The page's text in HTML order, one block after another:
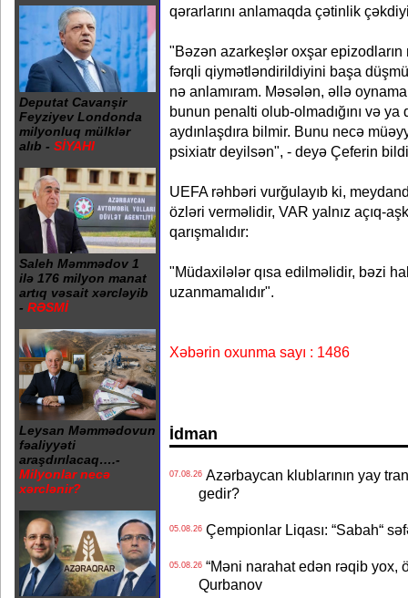
Deputat Cavanşir
Feyziyev Londonda
milyonluq mülklər
alıb - SİYAHI
Saleh Məmmədov 1
ilə 176 milyon manat
artıq vəsait xərcləyib
- RƏSMİ
Leysan Məmmədovun
fəaliyyəti
araşdırılacaq….-
Milyonlar necə
xərclənir?
qərarlarını anlamaqda çətinlik
"Bəzən azarkeşlər oxşar
fərqli qiymətləndirildiyini başa
nə anlamıram. Məsələn, əllə
bunun penalti olub-olmadığını və
aydınlaşdıra bilmir. Bunu necə
psixiatr deyilsən", - deyə Çeferin
UEFA rəhbəri vurğulayıb ki,
özləri verməlidir, VAR yalnız açıq-
qarışmalıdır:
"Müdaxilələr qısa edilməlidir, bəzi
uzanmamalıdır".
Xəbərin oxunma sayı : 1486
İdman
07.08.26Azərbaycan klublarının yay
gedir?
05.08.26Çempionlar Liqası: “Sabah“
05.08.26“Məni narahat edən rəqib yox,
Qurbanov